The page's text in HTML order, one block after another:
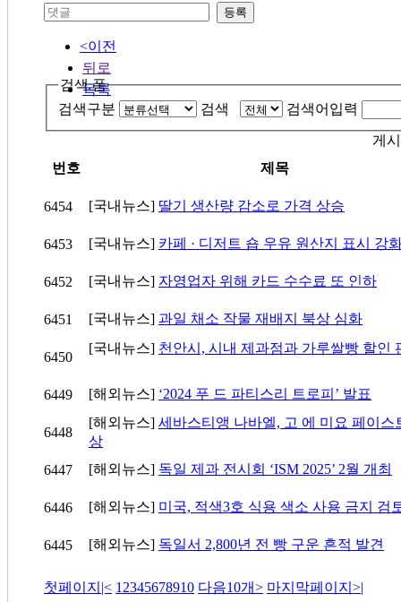
등록
<이전
뒤로
목록
검색 폼
검색구분
검색 검색어입력
게
번호
제목
6454 [국내뉴스] 딸기 생산량 감소로 가격 상승
6453 [국내뉴스] 카페 · 디저트 숍 우유 원산지 표시 강
6452 [국내뉴스] 자영업자 위해 카드 수수료 또 인하
6451 [국내뉴스] 과일 채소 작물 재배지 북상 심화
6450
[국내뉴스] 천안시, 시내 제과점과 가루쌀빵 할인
6449 [해외뉴스] ‘2024 푸 드 파티스리 트로피’ 발표
6448
[해외뉴스] 세바스티앵 나바엘, 고 에 미요 페이스
상
6447
[해외뉴스] 독일 제과 전시회 ‘ISM 2025’ 2월 개최
6446 [해외뉴스] 미국, 적색3호 식용 색소 사용 금지 검
6445 [해외뉴스] 독일서 2,800년 전 빵 구운 흔적 발견
첫페이지 |< 1 2345678910 다음10개> 마지막페이지 >|